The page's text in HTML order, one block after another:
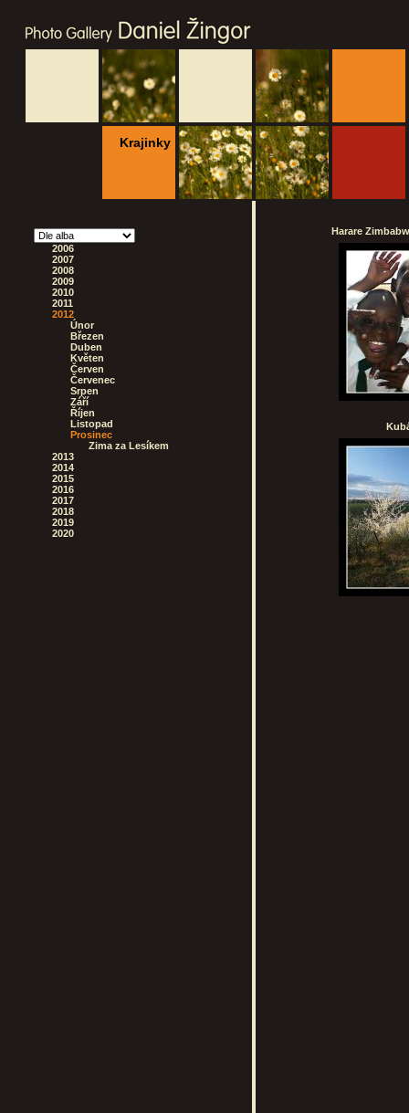
Krajinky
2006
2007
2008
2009
2010
2011
2012
Únor
Březen
Duben
Květen
Červen
Červenec
Srpen
Září
Říjen
Listopad
Prosinec
Zima za Lesíkem
2013
2014
2015
2016
2017
2018
2019
2020
Harare